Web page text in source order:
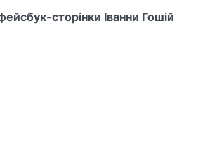
сторінки Іванни Гошій